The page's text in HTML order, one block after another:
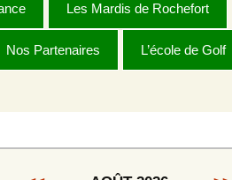
Les Mardis de Rochefort
Règlement 2026
Messieurs 1ère série
Nos Partenaires L’école de Golf